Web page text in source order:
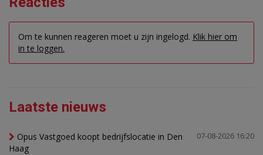
Om te kunnen reageren moet u zijn ingelogd. Klik hier om
in te loggen.
Laatste nieuws
07-08-2026 16:20
Opus Vastgoed koopt bedrijfslocatie in Den
Haag